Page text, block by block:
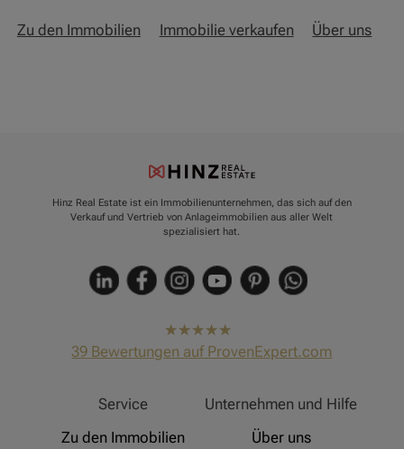
Zu den Immobilien Immobilie verkaufen Über uns
Hinz Real Estate ist ein Immobilienunternehmen, das sich auf den
Verkauf und Vertrieb von Anlageimmobilien aus aller Welt
spezialisiert hat.
hat4,91
von5
39 Bewertungen auf ProvenExpert.com
Service
Zu den Immobilien
Unternehmen und Hilfe
Über uns